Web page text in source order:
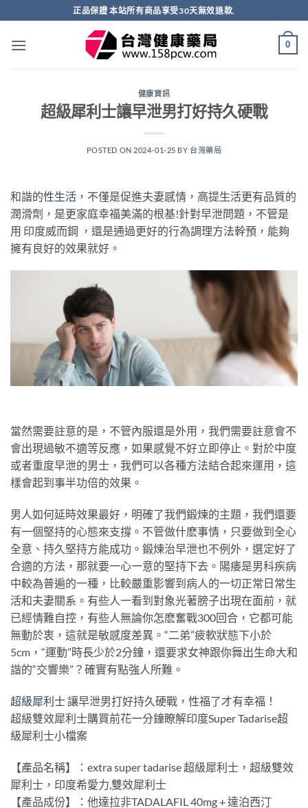
轉
正品保證 本站所有商品享受30天無效退款.
0
健康資訊
超級犀利士讓早泄男打好持久硬戰
POSTED ON 2024-01-25 BY 台灣藥局
和諧的性生活 ，不僅是促進夫妻感情，高提生活更有品質的
潤滑劑，是更家庭幸福美滿的根基!針對早泄問題，不管是
用 印度威而鋼 ，還是通過更好的行為調理方法幹預，能夠
擁有良好的效果就好。
當然需要註意的是，不管內服還是外用，我們需要註意會不
會出現過敏不適等反應，如果感覺不好立即停止。對於中度
或者重度早泄的男士，我們可以各種方法結合起來運用，這
樣會起到事半功倍的效果。
男人如何延時效果最好，明確了我們鍛煉的主題，我們還要
有一個堅持的心態來支撐。不管做什麽事情，只要做到全心
全意、持久堅持方能成功。鍛煉治早泄也不例外，選定好了
合適的方法，那就要一心一意的堅持下去。陽痿是男科疾病
中較為普遍的一種，比較嚴重影響到病人的一切正常日常生
活和夫妻關系。有些人一看到對象光著膀子出現在面前，就
已經情難自控，有些人無論你怎麽奮戰300回合，它都可能
無動於衷，這就是敏感度差異。“二弟”疲軟狀態下小於
5cm，“運動”時長少於2分鐘，還要求女神跟你舞出生命大和
諧的“交響樂”？確實有點強人所難。
超級犀利士讓早泄男打好持久硬戰，性福了才有幸福！
超級雙效犀利士購買前花一分鐘瞭解印度Super Tadarise超
級犀利士小檔案
【產品名稱】：extra super tadarise 超級犀利士，超級雙效
犀利士，印度希愛力,雙效犀利士
【產品成份】：他達拉非TADALAFIL 40mg + 達泊西汀